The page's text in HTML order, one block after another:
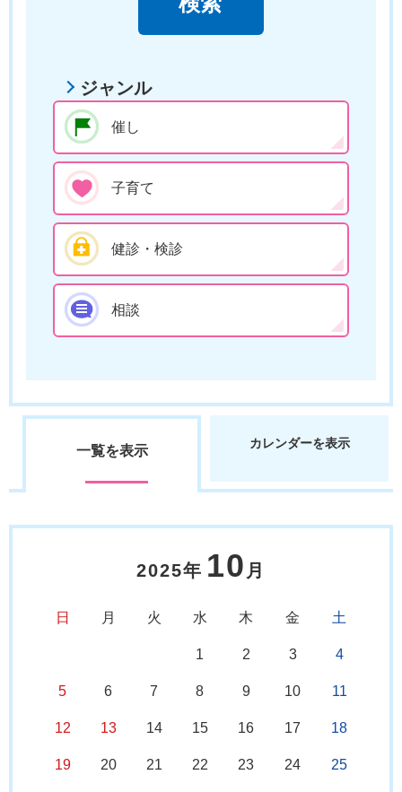
ジャンル
催し
子育て
健診・検診
相談
一覧を表示 カレンダーを表示
2025年 10 月
日 月 火 水 木 金 土
1 2 3 4
5 6 7 8 9 10 11
12 13 14 15 16 17 18
19 20 21 22 23 24 25